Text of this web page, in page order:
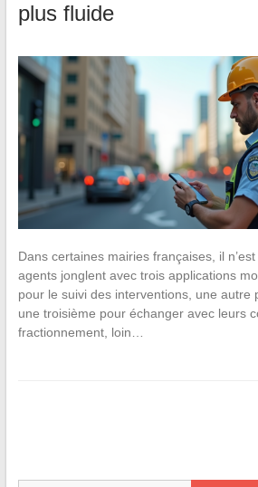
plus fluide
Dans certaines mairies françaises, il
agents jonglent avec trois applications
pour le suivi des interventions, une autre
une troisième pour échanger avec leurs
fractionnement, loin…